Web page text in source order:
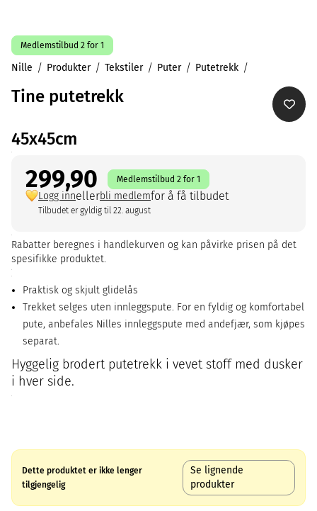
Medlemstilbud 2 for 1
Nille Produkter Tekstiler Puter Putetrekk
Tine putetrekk
45x45cm
299,90 Medlemstilbud 2 for 1
Logg innellerbli medlemfor å få tilbudet
Tilbudet er gyldig til 22. august
Rabatter beregnes i handlekurven og kan påvirke prisen på det
spesifikke produktet.
Praktisk og skjult glidelås
Trekket selges uten innleggspute. For en fyldig og komfortabel
pute, anbefales Nilles innleggspute med andefjær, som kjøpes
separat.
Hyggelig brodert putetrekk i vevet stoff med dusker
i hver side.
Dette produktet er ikke lenger
tilgjengelig
Se lignende
produkter